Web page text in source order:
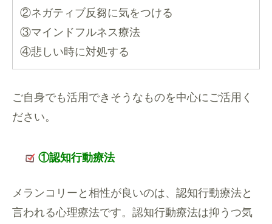
②ネガティブ反芻に気をつける
③マインドフルネス療法
④悲しい時に対処する
ご自身でも活用できそうなものを中心にご活用く
ださい。
①認知行動療法
メランコリーと相性が良いのは、認知行動療法と
言われる心理療法です。認知行動療法は抑うつ気